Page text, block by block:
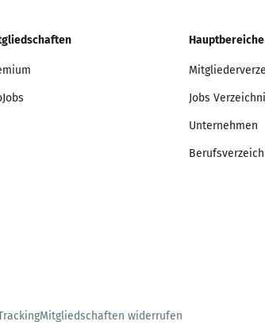
Hauptbereiche
Jobs
Unternehmen
Mitgliedschaften widerrufen